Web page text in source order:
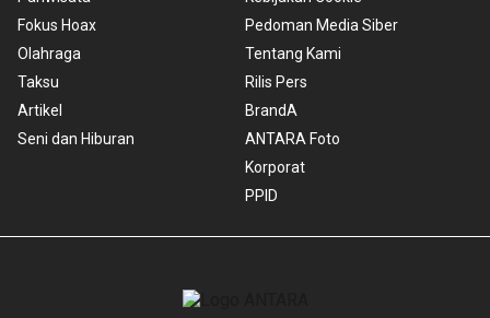
Fokus Hoax
Olahraga
Taksu
Artikel
Seni dan Hiburan
Pedoman Media Siber
Tentang Kami
Rilis Pers
BrandA
ANTARA Foto
Korporat
PPID